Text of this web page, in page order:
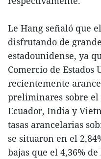
Le Hang señaló que
disfrutando de
estadounidense, ya
Comercio de Estados
recientemente
preliminares sobre
Ecuador, India y
tasas arancelarias
se situaron en el
bajas que el 4,36%